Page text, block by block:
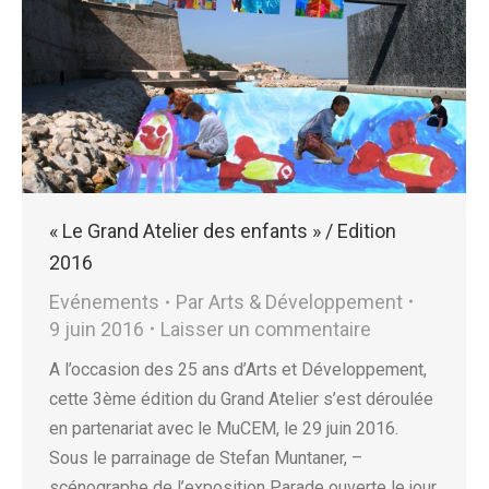
« Le Grand Atelier des enfants » / Edition
2016
Evénements
ParArts & Développement
9 juin 2016
Laisser un commentaire
A l’occasion des 25 ans d’Arts et Développement,
cette 3ème édition du Grand Atelier s’est déroulée
en partenariat avec le MuCEM, le 29 juin 2016.
Sous le parrainage de Stefan Muntaner, –